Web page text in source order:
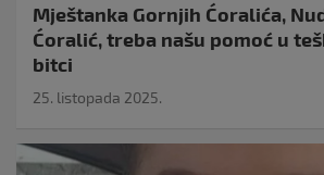
Mještanka Gornjih Ćoralića,
Ćoralić, treba našu pomoć u
bitci
25. listopada 2025.